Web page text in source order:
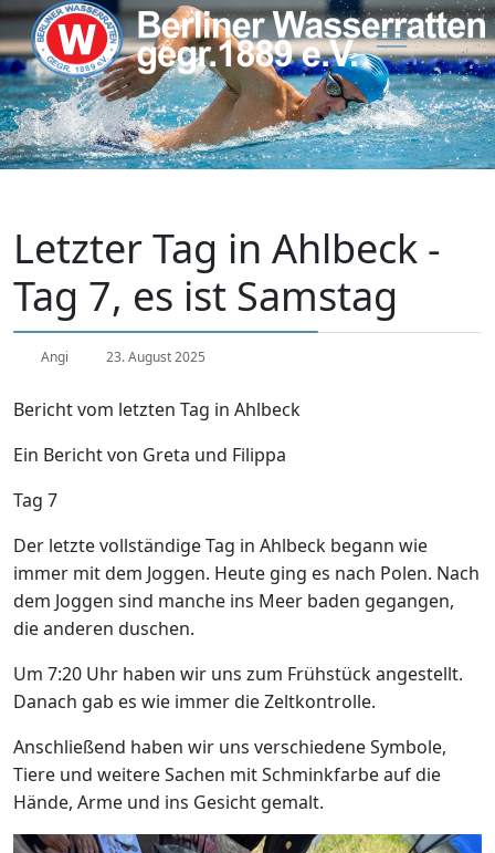
Letzter Tag in Ahlbeck -
Tag 7, es ist Samstag
Angi 23. August 2025
Bericht vom letzten Tag in Ahlbeck
Ein Bericht von Greta und Filippa
Tag 7
Der letzte vollständige Tag in Ahlbeck begann wie
immer mit dem Joggen. Heute ging es nach Polen. Nach
dem Joggen sind manche ins Meer baden gegangen,
die anderen duschen.
Um 7:20 Uhr haben wir uns zum Frühstück angestellt.
Danach gab es wie immer die Zeltkontrolle.
Anschließend haben wir uns verschiedene Symbole,
Tiere und weitere Sachen mit Schminkfarbe auf die
Hände, Arme und ins Gesicht gemalt.